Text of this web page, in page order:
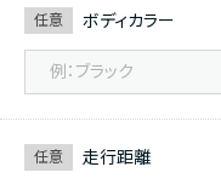
任意 ボディカラー
任意 走行距離